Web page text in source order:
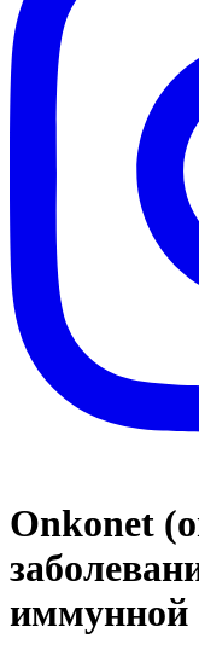
Onkonet
иммунной